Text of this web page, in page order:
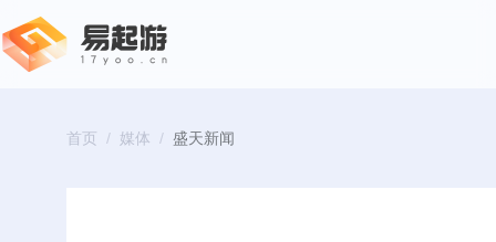
首页 / 媒体 / 盛天新闻